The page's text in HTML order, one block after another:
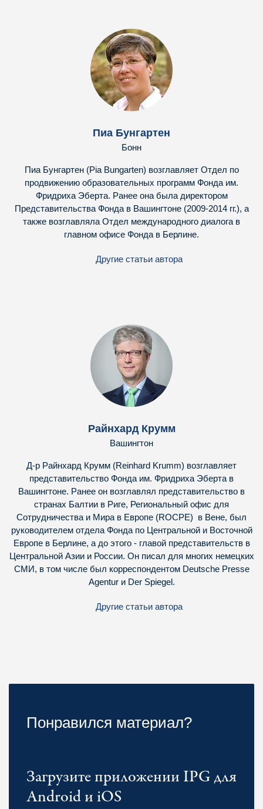
Пиа Бунгартен
Бонн
Пиа Бунгартен (Pia Bungarten) возглавляет Отдел по
продвижению образовательных программ Фонда им.
Фридриха Эберта. Ранее она была директором
Представительства Фонда в Вашингтоне (2009-2014 гг.), а
также возглавляла Отдел международного диалога в
главном офисе Фонда в Берлине.
Другие статьи автора
Райнхард Крумм
Вашингтон
Д-р Райнхард Крумм (Reinhard Krumm) возглавляет
представительство Фонда им. Фридриха Эберта в
Вашингтоне. Ранее он возглавлял представительство в
странах Балтии в Риге, Региональный офис для
Сотрудничества и Мира в Европе (ROCPE) в Вене, был
руководителем отдела Фонда по Центральной и Восточной
Европе в Берлине, а до этого - главой представительств в
Центральной Азии и России. Он писал для многих немецких
СМИ, в том числе был корреспондентом Deutsche Presse
Agentur и Der Spiegel.
Другие статьи автора
Понравился материал?
Загрузите приложении IPG для
Android и iOS